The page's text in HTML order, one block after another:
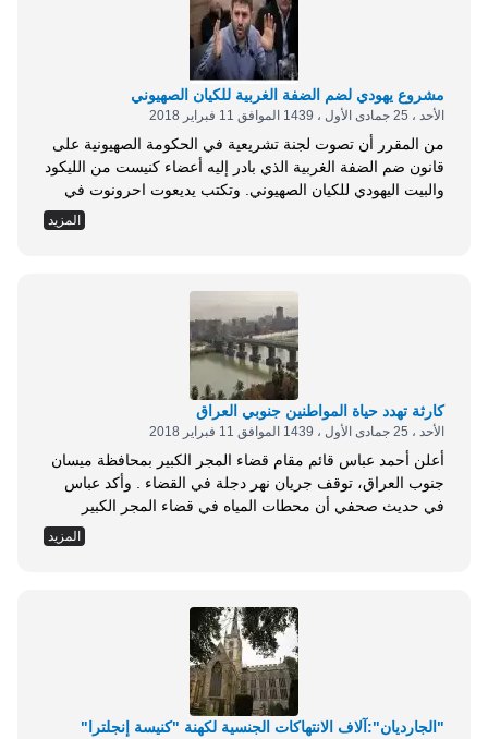
مشروع يهودي لضم الضفة الغربية للكيان الصهيوني
الأحد ، 25 جمادى الأول ، 1439 الموافق 11 فبراير 2018
من المقرر أن تصوت لجنة تشريعية في الحكومة الصهيونية على
قانون ضم الضفة الغربية الذي بادر إليه أعضاء كنيست من الليكود
والبيت اليهودي للكيان الصهيوني. وتكتب يديعوت احرونوت في
هذا الصدد، أن نتنياهو يحاول تأجيل المصادقة على قانون الضم
الذي يقضي بفرض السيادة الصهيونية على الضفة المحتلة بعد
المزيد
كارثة تهدد حياة المواطنين جنوبي العراق
الأحد ، 25 جمادى الأول ، 1439 الموافق 11 فبراير 2018
أعلن أحمد عباس قائم مقام قضاء المجر الكبير بمحافظة ميسان
جنوب العراق، توقف جريان نهر دجلة في القضاء . وأكد عباس
في حديث صحفي أن محطات المياه في قضاء المجر الكبير
وقضاء قلعة صالح وناحيتي العدل والخير وعشرات القرى توقفت
المزيد
"الجارديان":آلاف الانتهاكات الجنسية لكهنة "كنيسة إنجلترا"